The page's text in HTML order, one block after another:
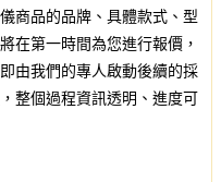
商品的品牌、具體款式、型
在第一時間為您進行報價，
由我們的專人啟動後續的採
整個過程資訊透明、進度可